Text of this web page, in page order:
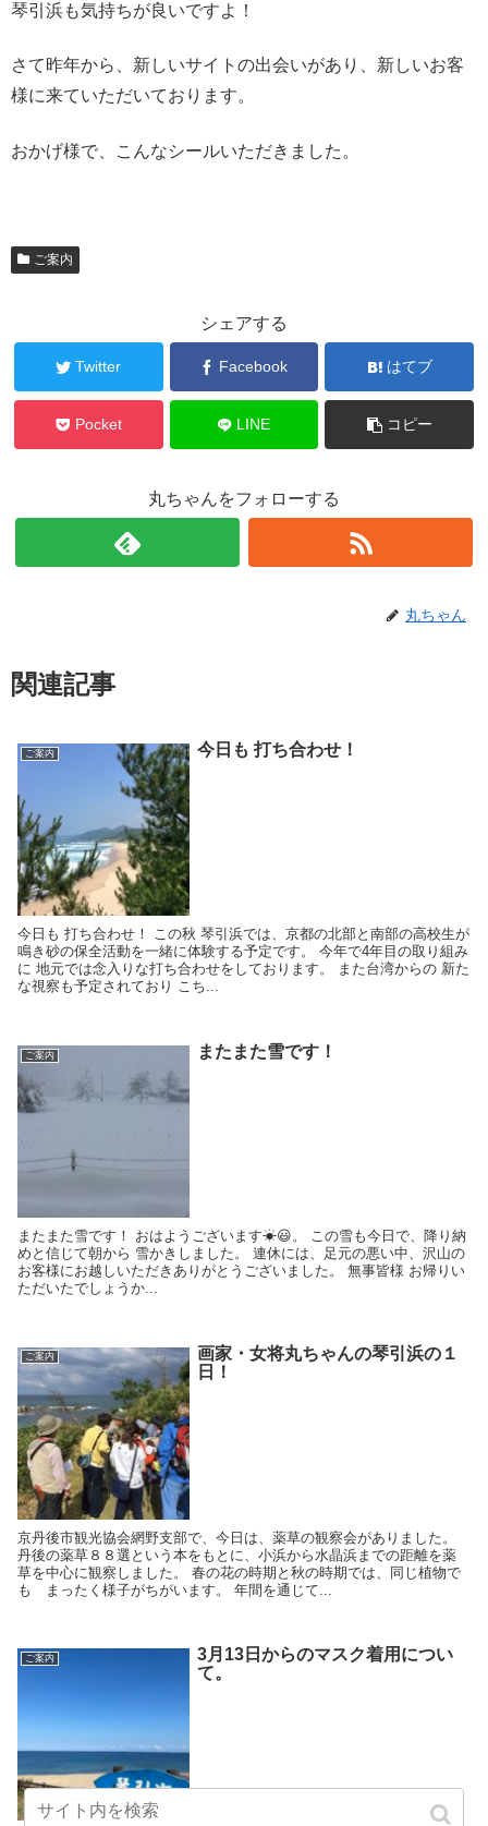
琴引浜も気持ちが良いですよ！
さて昨年から、新しいサイトの出会いがあり、新しいお客
様に来ていただいております。
おかげ様で、こんなシールいただきました。
ご案内
シェアする
Twitter Facebook はてブ
Pocket LINE コピー
丸ちゃんをフォローする
丸ちゃん
関連記事
ご案内 今日も 打ち合わせ！
今日も 打ち合わせ！ この秋 琴引浜では、京都の北部と南部の高校生が
鳴き砂の保全活動を一緒に体験する予定です。 今年で4年目の取り組み
に 地元では念入りな打ち合わせをしております。 また台湾からの 新た
な視察も予定されており こち...
ご案内 またまた雪です！
またまた雪です！ おはようございます☀😃。 この雪も今日で、降り納
めと信じて朝から 雪かきしました。 連休には、足元の悪い中、沢山の
お客様にお越しいただきありがとうございました。 無事皆様 お帰りい
ただいたでしょうか...
ご案内
画家・女将丸ちゃんの琴引浜の１
日！
京丹後市観光協会網野支部で、今日は、薬草の観察会がありました。
丹後の薬草８８選という本をもとに、小浜から水晶浜までの距離を薬
草を中心に観察しました。 春の花の時期と秋の時期では、同じ植物で
も まったく様子がちがいます。 年間を通じて...
ご案内
3月13日からのマスク着用につい
て。